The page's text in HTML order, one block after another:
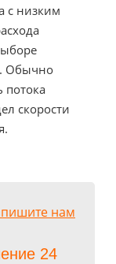
с низким
Обычно
потока
скорости
нам
24